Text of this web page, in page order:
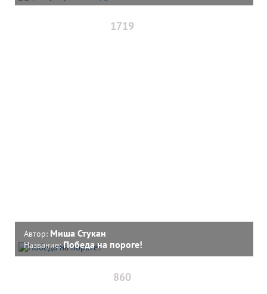
1719
Автор: Миша Стукан
Название:Победа на пороге!
860